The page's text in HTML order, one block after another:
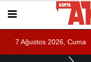
7 Ağustos 2026, Cuma